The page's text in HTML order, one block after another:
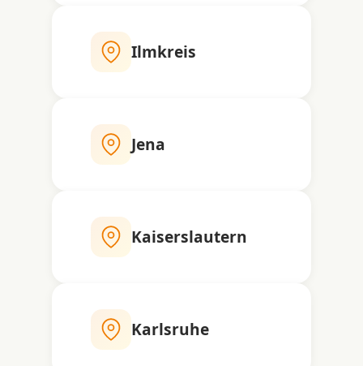
Ilmkreis
Jena
Kaiserslautern
Karlsruhe